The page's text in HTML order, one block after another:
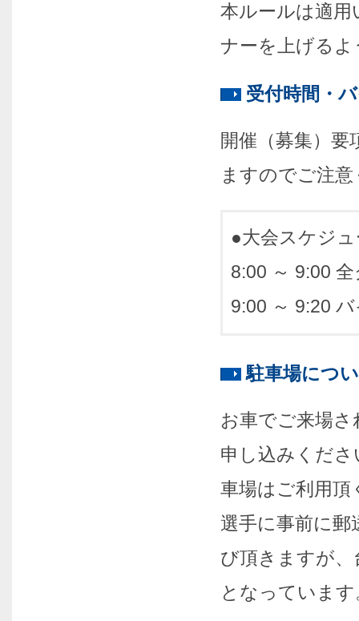
本ルールは適
ナーを上げる
受付時間・
開催（募集）
ますのでご注
●大会スケジ
8:00 ～ 9:00
9:00 ～ 9:20
駐車場につ
お車でご来場
申し込みくだ
車場はご利用
選手に事前に郵
び頂きますが
となっています